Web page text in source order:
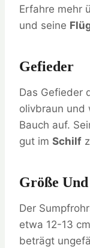
Erfahre mehr
und seine
Gefieder
Das Gefieder
olivbraun und
Bauch auf.
gut im Schilf
Größe
Der
etwa 12-13
beträgt